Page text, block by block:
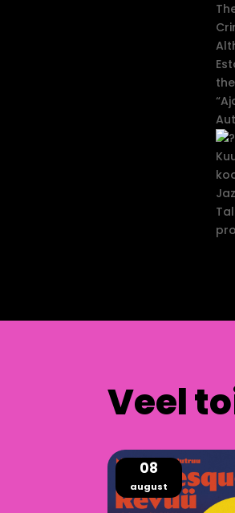
Veel
08
august